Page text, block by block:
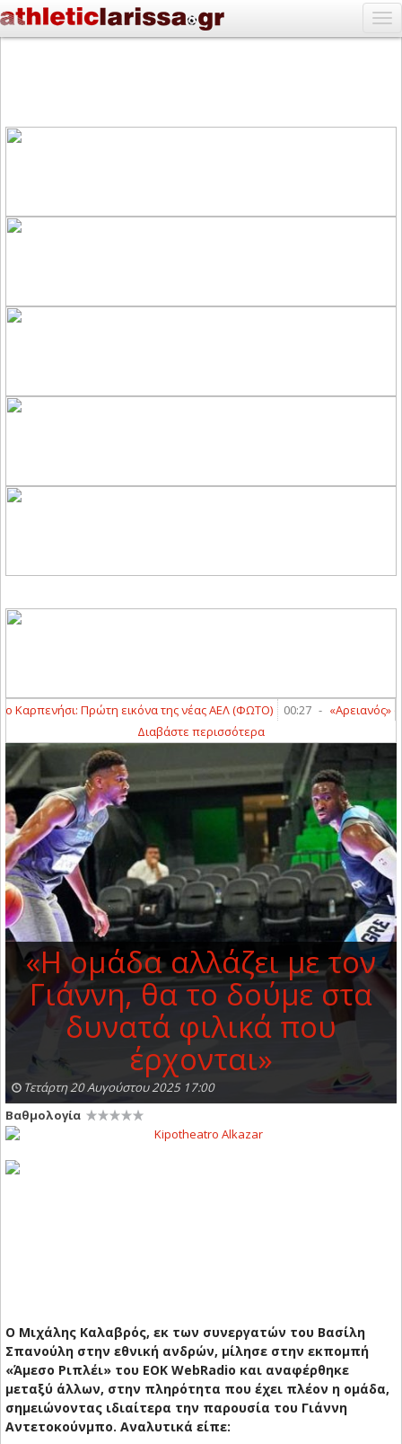
Πρώτη εικόνα της νέας ΑΕΛ (ΦΩΤΟ) 00:27 - «Αρειανός» ο
Διαβάστε περισσότερα
«Η ομάδα αλλάζει με τον
Γιάννη, θα το δούμε στα
δυνατά φιλικά που
έρχονται»
Τετάρτη 20 Αυγούστου 2025 17:00
Βαθμολογία
Ο Μιχάλης Καλαβρός, εκ των συνεργατών του Βασίλη
Σπανούλη στην εθνική ανδρών, μίλησε στην εκπομπή
«Άμεσο Ριπλέι» του EOK WebRadio και αναφέρθηκε
μεταξύ άλλων, στην πληρότητα που έχει πλέον η ομάδα,
σημειώνοντας ιδιαίτερα την παρουσία του Γιάννη
Αντετοκούνμπο. Αναλυτικά είπε: